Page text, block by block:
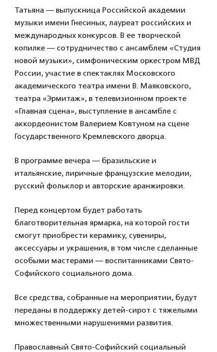
Татьяна — выпускница Российской академии
музыки имени Гнесиных, лауреат российских и
международных конкурсов. В ее творческой
копилке — сотрудничество с ансамблем «Студия
новой музыки», симфоническим оркестром МВД
России, участие в спектаклях Московского
академического театра имени В. Маяковского,
театра «Эрмитаж», в телевизионном проекте
«Главная сцена», выступление в ансамбле с
аккордеонистом Валерием Ковтуном на сцене
Государственного Кремлевского дворца.
В программе вечера — бразильские и
итальянские, лиричные французские мелодии,
русский фольклор и авторские аранжировки.
Перед концертом будет работать
благотворительная ярмарка, на которой гости
смогут приобрести керамику, сувениры,
аксессуары и украшения, в том числе сделанные
особыми мастерами — воспитанниками Свято-
Софийского социального дома.
Все средства, собранные на мероприятии, будут
переданы в поддержку детей-сирот с тяжелыми
множественными нарушениями развития.
Православный Свято-Софийский социальный